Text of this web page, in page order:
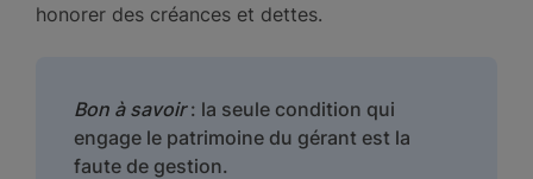
honorer des créances et dettes.
Bon à savoir: la seule condition qui
engage le patrimoine du gérant est la
faute de gestion.